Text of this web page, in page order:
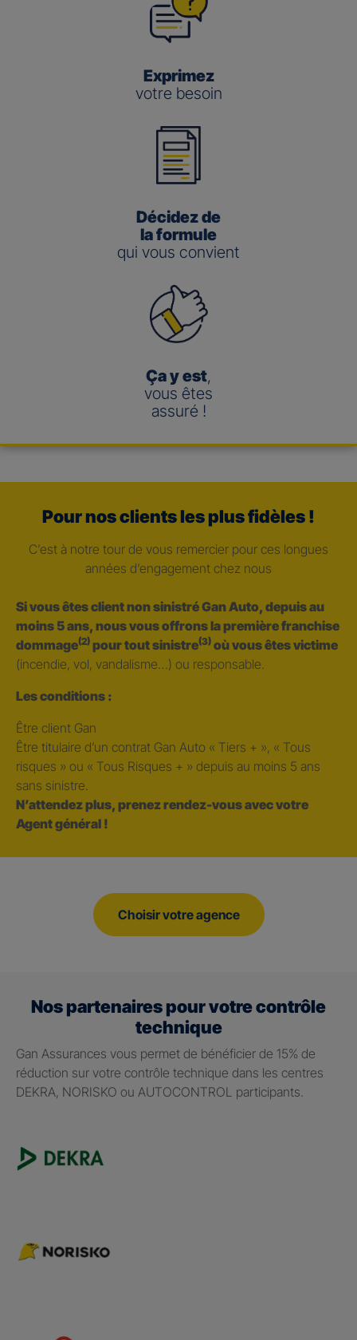
Exprimez
votre besoin
Décidez de
la formule
qui vous convient
Ça y est,
vous êtes
assuré !
Pour nos clients les plus fidèles !
C’est à notre tour de vous remercier pour ces longues
années d’engagement chez nous
Si vous êtes client non sinistré Gan Auto, depuis au
moins 5 ans, nous vous offrons la première franchise
dommage(2) pour tout sinistre(3) où vous êtes victime
(incendie, vol, vandalisme…) ou responsable.
Les conditions :
Être client Gan
Être titulaire d’un contrat Gan Auto « Tiers + », « Tous
risques » ou « Tous Risques + » depuis au moins 5 ans
sans sinistre.
N’attendez plus, prenez rendez-vous avec votre
Agent général !
Choisir votre agence
Nos partenaires pour votre contrôle
technique
Gan Assurances vous permet de bénéficier de 15% de
réduction sur votre contrôle technique dans les centres
DEKRA, NORISKO ou AUTOCONTROL participants.